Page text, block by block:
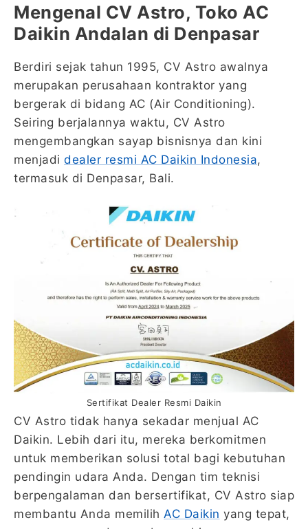
Mengenal CV Astro, Toko AC
Daikin Andalan di Denpasar
Berdiri sejak tahun 1995, CV Astro awalnya
merupakan perusahaan kontraktor yang
bergerak di bidang AC (Air Conditioning).
Seiring berjalannya waktu, CV Astro
mengembangkan sayap bisnisnya dan kini
menjadi dealer resmi AC Daikin Indonesia,
termasuk di Denpasar, Bali.
Sertifikat Dealer Resmi Daikin
CV Astro tidak hanya sekadar menjual AC
Daikin. Lebih dari itu, mereka berkomitmen
untuk memberikan solusi total bagi kebutuhan
pendingin udara Anda. Dengan tim teknisi
berpengalaman dan bersertifikat, CV Astro siap
membantu Anda memilih AC Daikin yang tepat,